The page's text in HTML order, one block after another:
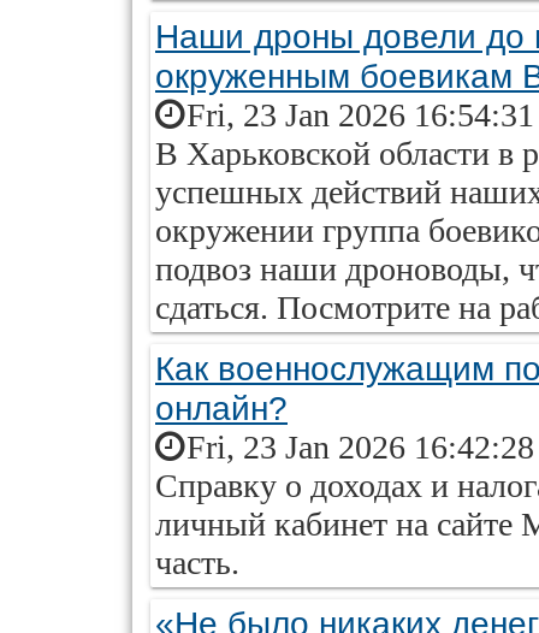
Наши дроны довели до
окруженным боевикам
Fri, 23 Jan 2026
В Харьковской области в
успешных действий
окружении группа
подвоз наши дроноводы,
сдаться. Посмотрите на
Как военнослужащим
онлайн?
Fri, 23 Jan 2026
Справку о доходах и
личный кабинет на
часть.
«Не было никаких